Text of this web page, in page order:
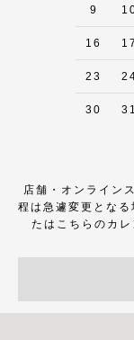
9
16 17
23
30 31
店舗・オンライン
程は急遽変更とな
たはこちらのカ